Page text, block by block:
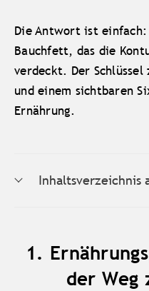
Die Antwort ist
Bauchfett, das die
verdeckt. Der
und einem sichtbaren
Ernährung.
Inhaltsverzeichnis
1.
der Weg